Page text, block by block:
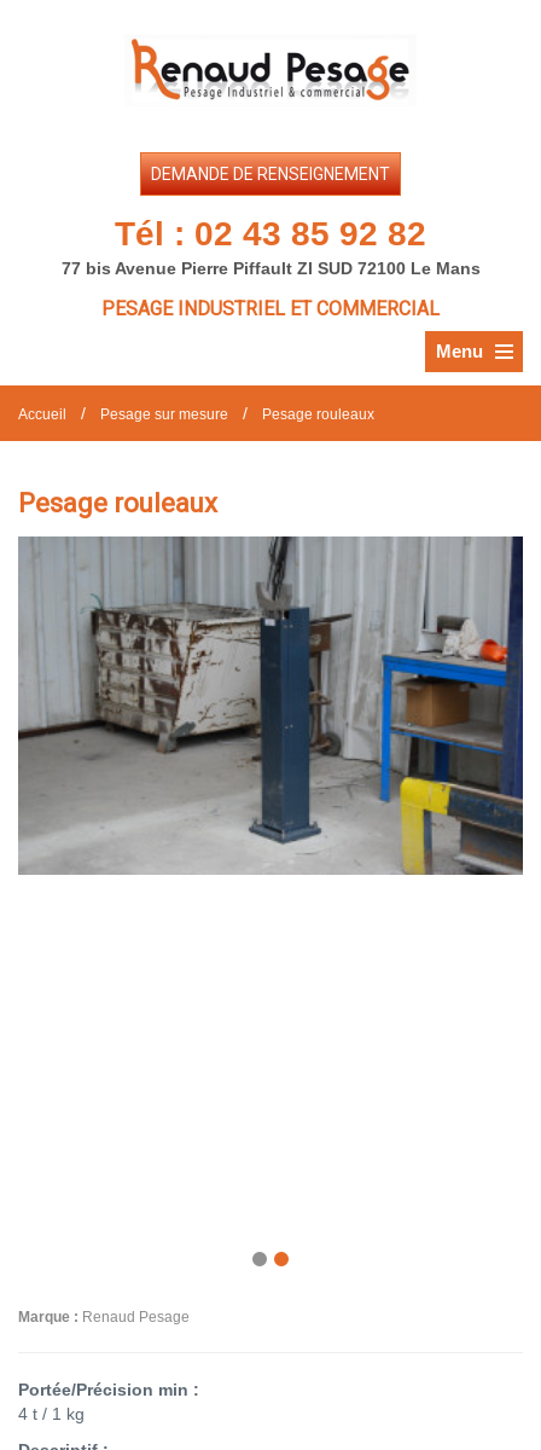
DEMANDE DE RENSEIGNEMENT
Tél : 02 43 85 92 82
77 bis Avenue Pierre Piffault ZI SUD 72100 Le Mans
PESAGE INDUSTRIEL ET COMMERCIAL
Menu
Accueil / Pesage sur mesure / Pesage rouleaux
Pesage rouleaux
Marque : Renaud Pesage
Portée/Précision min :
4 t / 1 kg